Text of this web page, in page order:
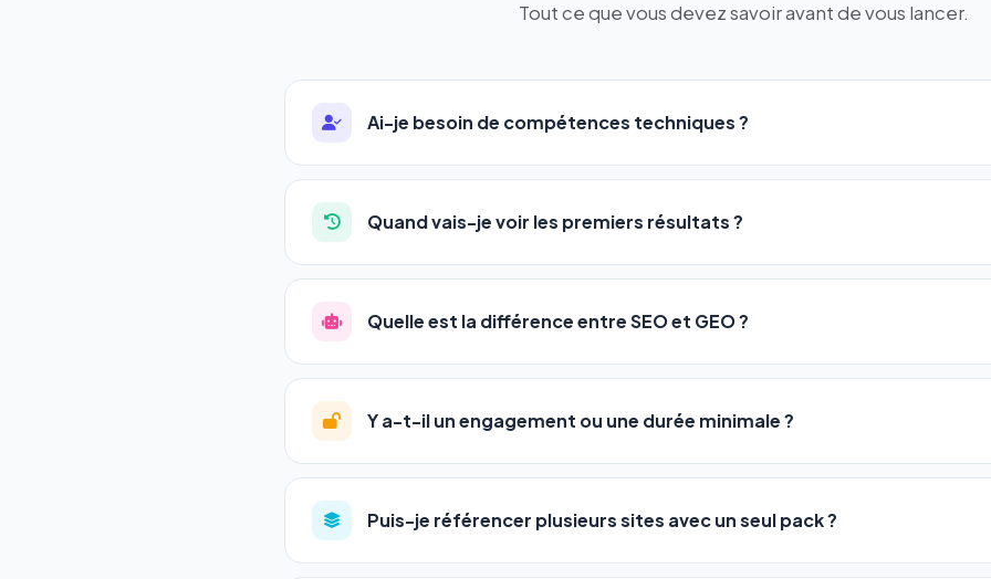
Tout ce que vous devez savoir avant de vous lancer.
Ai-je besoin de compétences techniques ?
Absolument pas. Notre logiciel a été conçu pour être accessible àtous les profils:
auto-entrepreneurs, PME ou agences. Pas de code, pas de configuration complexe —
l'adresse de votre site, décrivez votre activité, et le logiciel gère tout en automatique
Quand vais-je voir les premiers résultats ?
La plupart de nos utilisateurs observent une amélioration de leur positionnement en4
progression
votre tableau de bord.
Quelle est la différence entre SEO et GEO ?
LeSEO(Search Engine Optimization) vous positionne sur les moteurs classiques :
GEO(Generative Engine Optimization) va plus loin : il fait en sorte que les IA
Gemini et Perplexity
vous citent comme référence dans leurs réponses. Notre
deux simultanément et automatiquement.
Y a-t-il un engagement ou une durée minimale ?
Aucun engagement.Tous nos packs sont résiliables à tout moment, directement
en un clic, ou en nous contactant par téléphone (09 73 89 23 94) ou via le support en
pas de frais cachés. Votre liberté est totale.
Puis-je référencer plusieurs sites avec un seul pack ?